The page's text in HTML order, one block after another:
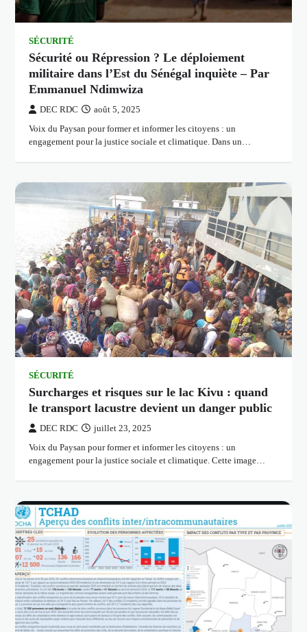
SÉCURITÉ
Sécurité ou Répression ? Le déploiement
militaire dans l’Est du Sénégal inquiète – Par
Emmanuel Ndimwiza
DEC RDC août 5, 2025
Voix du Paysan pour former et informer les citoyens : un
engagement pour la justice sociale et climatique. Dans un…
SÉCURITÉ
Surcharges et risques sur le lac Kivu : quand
le transport lacustre devient un danger public
DEC RDC juillet 23, 2025
Voix du Paysan pour former et informer les citoyens : un
engagement pour la justice sociale et climatique. Cette image…